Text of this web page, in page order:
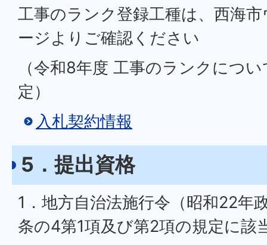
工事のランク登録工種は、西海
ージよりご確認ください
（令和8年度 工事のランクにつ
定）
入札契約情報
5．提出資格
1．地方自治法施行令（昭和22年
条の4第1項及び第2項の規定に該